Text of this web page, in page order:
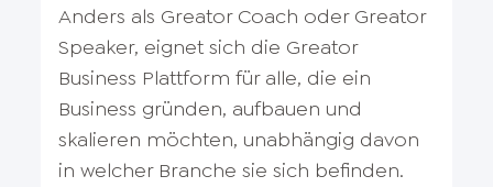
Anders als Greator Coach oder Greator
Speaker, eignet sich die Greator
Business Plattform für alle, die ein
Business gründen, aufbauen und
skalieren möchten, unabhängig davon
in welcher Branche sie sich befinden.